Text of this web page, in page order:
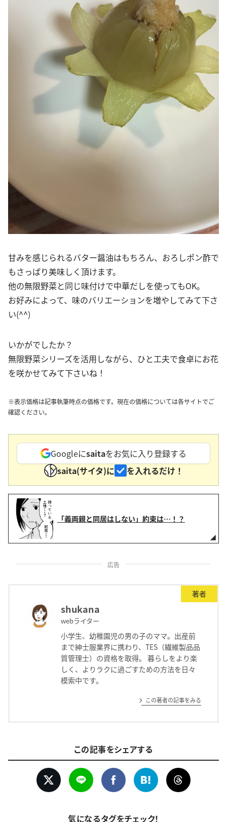
甘みを感じられるバター醤油はもちろん、おろしポン酢で
もさっぱり美味しく頂けます。
他の無限野菜と同じ味付けで中華だしを使ってもOK。
お好みによって、味のバリエーションを増やしてみて下さ
い(^^)
いかがでしたか？
無限野菜シリーズを活用しながら、ひと工夫で食卓にお花
を咲かせてみて下さいね！
※表示価格は記事執筆時点の価格です。現在の価格については各サイトでご
確認ください。
Googleにsaitaをお気に入り登録する
saita(サイタ)に
を入れるだけ！
「義両親と同居はしない」約束は…！？
広告
著者
shukana
webライター
小学生、幼稚園児の男の子のママ。出産前
まで紳士服業界に携わり、TES（繊維製品品
質管理士）の資格を取得。 暮らしをより楽
しく、よりラクに過ごすための方法を日々
模索中です。
この著者の記事をみる
この記事をシェアする
気になるタグをチェック！